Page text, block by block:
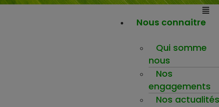
Nous connaitre
Qui somme
nous
Nos
engagements
Nos actualités